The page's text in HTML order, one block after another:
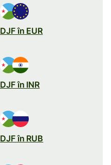
DJF în EUR
DJF în INR
DJF în RUB